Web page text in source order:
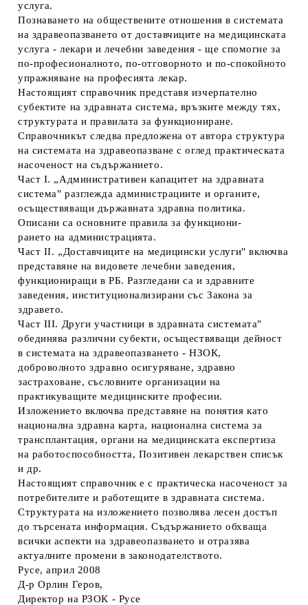
услуга.
Познаването на обществените отношения в системата
на здравеопазването от доставчиците на медицинската
услуга - лекари и лечебни заведения - ще спомогне за
по-професионалното, по-отговорното и по-спокойното
упражняване на професията лекар.
Настоящият справочник представя изчерпателно
субектите на здравната система, връзките между тях,
структурата и правилата за функциониране.
Справочникът следва предложена от автора структура
на системата на здравеопазване с оглед практическата
насоченост на съдържанието.
Част I. „Административен капацитет на здравната
система" разглежда администрациите и органите,
осъществяващи държавната здравна политика.
Описани са основните правила за функциони-
рането на администрацията.
Част II. „Доставчиците на медицински услуги" включва
представяне на видовете лечебни заведения,
функциониращи в РБ. Разгледани са и здравните
заведения, институционализирани със Закона за
здравето.
Част III. Други участници в здравната системата"
обединява различни субекти, осъществяващи дейност
в системата на здравеопазването - НЗОК,
доброволното здравно осигуряване, здравно
застраховане, съсловните организации на
практикуващите медицинските професии.
Изложението включва представяне на понятия като
национална здравна карта, национална система за
трансплантация, органи на медицинската експертиза
на работоспособността, Позитивен лекарствен списък
и др.
Настоящият справочник е с практическа насоченост за
потребителите и работещите в здравната система.
Структурата на изложението позволява лесен достъп
до търсената информация. Съдържанието обхваща
всички аспекти на здравеопазването и отразява
актуалните промени в законодателството.
Русе, април 2008
Д-р Орлин Геров,
Директор на РЗОК - Русе